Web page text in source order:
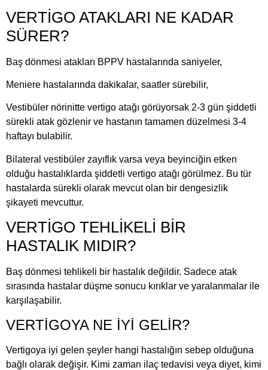
VERTİGO ATAKLARI NE KADAR
SÜRER?
Baş dönmesi atakları BPPV hastalarında saniyeler,
Meniere hastalarında dakikalar, saatler sürebilir,
Vestibüler nörinitte vertigo atağı görüyorsak 2-3 gün şiddetli
sürekli atak gözlenir ve hastanın tamamen düzelmesi 3-4
haftayı bulabilir.
Bilateral vestibüler zayıflık varsa veya beyinciğin etken
olduğu hastalıklarda şiddetli vertigo atağı görülmez. Bu tür
hastalarda sürekli olarak mevcut olan bir dengesizlik
şikayeti mevcuttur.
VERTİGO TEHLİKELİ BİR
HASTALIK MIDIR?
Baş dönmesi tehlikeli bir hastalık değildir. Sadece atak
sırasında hastalar düşme sonucu kırıklar ve yaralanmalar ile
karşılaşabilir.
VERTİGOYA NE İYİ GELİR?
Vertigoya iyi gelen şeyler hangi hastalığın sebep olduğuna
bağlı olarak değişir. Kimi zaman ilaç tedavisi veya diyet, kimi